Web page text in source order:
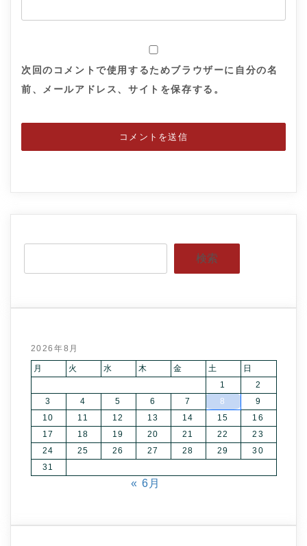
次回のコメントで使用するためブラウザーに自分の名
前、メールアドレス、サイトを保存する。
検索
2026年8月
月 火 水 木 金 土
日
1
2
3
4 5 6 7 8
9
10
11 12 13 14 15
16
17
18 19 20 21 22
23
24
25 26 27 28 29
30
31
« 6月